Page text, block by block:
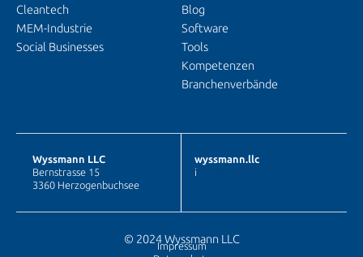
Cleantech
MEM-Industrie
Social Businesses
Blog
Software
Tools
Kompetenzen
Branchenverbände
Wyssmann LLC
Bernstrasse 15
3360 Herzogenbuchsee
wyssmann.llc
i
© 2024 Wyssmann LLC
Impressum